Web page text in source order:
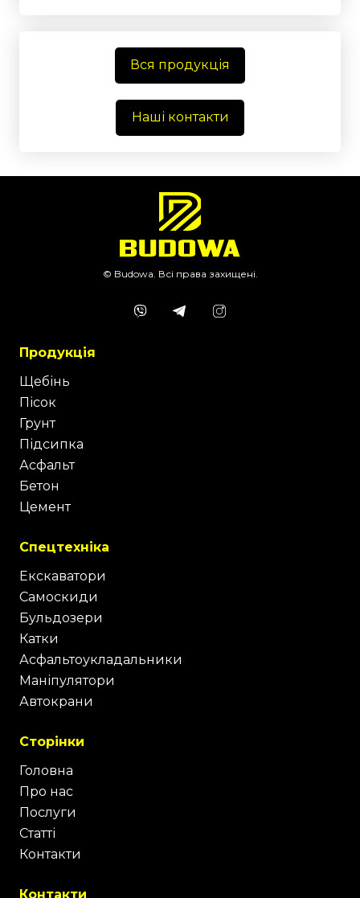
Вся продукція
Наші контакти
© Budowa. Всі права захищені.
Продукція
Щебінь
Пісок
Грунт
Підсипка
Асфальт
Бетон
Цемент
Спецтехніка
Екскаватори
Самоскиди
Бульдозери
Катки
Асфальтоукладальники
Маніпулятори
Автокрани
Сторінки
Головна
Про нас
Послуги
Статті
Контакти
Контакти